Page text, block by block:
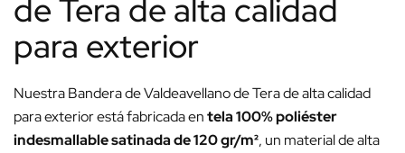
de Tera de alta calidad
para exterior
Nuestra Bandera de Valdeavellano de Tera de alta calidad
para exterior está fabricada entela 100% poliéster
indesmallable satinada de 120 gr/m², un material de alta